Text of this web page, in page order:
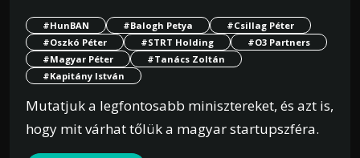
#HunBAN #Balogh Petya
#Csillag Péter
#Oszkó Péter
#STRT Holding
#O3 Partners
#Magyar Péter
#Tanács Zoltán
#Kapitány István
Mutatjuk a legfontosabb minisztereket, és azt is,
hogy mit várhat tőlük a magyar startupszféra.